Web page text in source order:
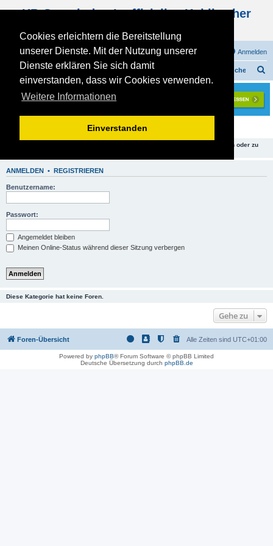
Cookies erleichtern die Bereitstellung
unserer Dienste. Mit der Nutzung unserer
Dienste erklären Sie sich damit
einverstanden, dass wir Cookies verwenden.
Weitere Informationen
Einverstanden
KB Gemeinde - Inoffizielles Kohlbacher
FAQ Anmelden
Registrieren
Foren-Übersicht KOHLBACHER - PLANUNGSPHASE Planung - Küche
u
Planung - Küche
Du hast keine ausreichenden Rechte, um Themen in diesem Forum zu sehen oder zu
ANMELDEN • REGISTRIEREN
Benutzername:
Passwort:
Angemeldet bleiben
Meinen Online-Status während dieser Sitzung verbergen
Diese Kategorie hat keine Foren.
Gehe zu
Foren-Übersicht Alle Zeiten sind UTC+01:00
Powered by phpBB® Forum Software © phpBB Limited
Deutsche Übersetzung durch phpBB.de